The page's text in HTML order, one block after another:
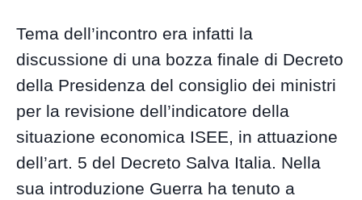
Tema dell’incontro era infatti la
discussione di una bozza finale di Decreto
della Presidenza del consiglio dei ministri
per la revisione dell’indicatore della
situazione economica ISEE, in attuazione
dell’art. 5 del Decreto Salva Italia. Nella
sua introduzione Guerra ha tenuto a